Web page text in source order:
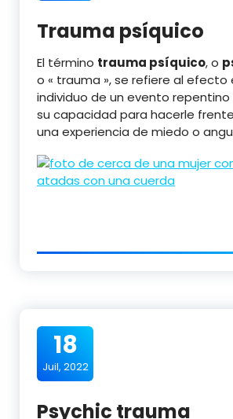
Trauma psíquico
El término trauma psíquico, o
o « trauma », se refiere al efecto
individuo de un evento
su capacidad para hacerle
una experiencia de miedo o
18
Juil, 2022
Psychic trauma